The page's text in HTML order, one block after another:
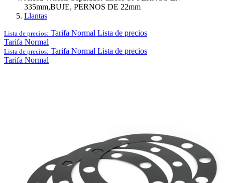
335mm,BUJE, PERNOS DE 22mm
Llantas
Lista de precios: Tarifa Normal Lista de precios
Tarifa Normal
Lista de precios: Tarifa Normal Lista de precios
Tarifa Normal